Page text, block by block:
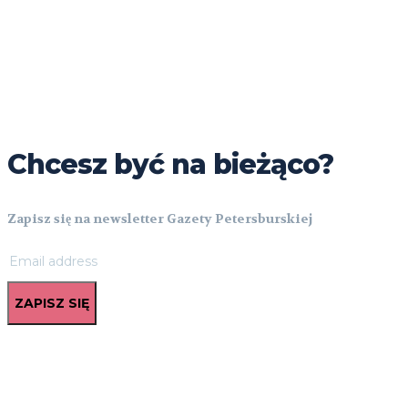
Chcesz być na bieżąco?
Zapisz się na newsletter Gazety Petersburskiej
ZAPISZ SIĘ